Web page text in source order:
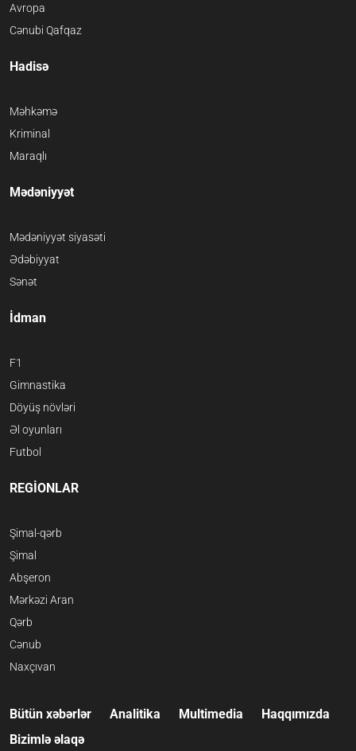
Avropa
Cənubi Qafqaz
Hadisə
Məhkəmə
Kriminal
Maraqlı
Mədəniyyət
Mədəniyyət siyasəti
Ədəbiyyat
Sənət
İdman
F1
Gimnastika
Döyüş növləri
Əl oyunları
Futbol
REGİONLAR
Şimal-qərb
Şimal
Abşeron
Mərkəzi Aran
Qərb
Cənub
Naxçıvan
Bütün xəbərlər Analitika Multimedia
Haqqımızda
Bizimlə əlaqə